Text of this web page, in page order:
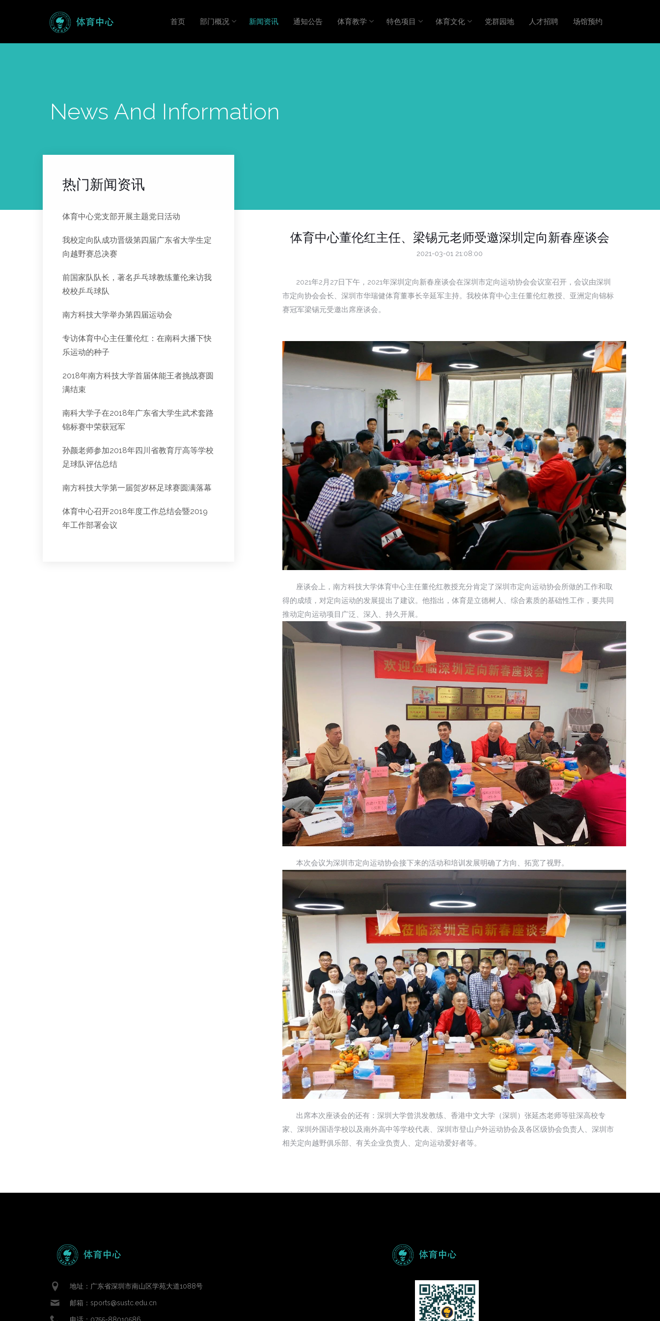
首页 部门概况 新闻资讯 通知公告 体育教学 特色项目 体育文化 党群园地 人才招聘 场馆预约
News And Information
热门新闻资讯
体育中心党支部开展主题党日活动
我校定向队成功晋级第四届广东省大学生定
向越野赛总决赛
前国家队队长，著名乒乓球教练董伦来访我
校校乒乓球队
南方科技大学举办第四届运动会
专访体育中心主任董伦红：在南科大播下快
乐运动的种子
2018年南方科技大学首届体能王者挑战赛圆
满结束
南科大学子在2018年广东省大学生武术套路
锦标赛中荣获冠军
孙颜老师参加2018年四川省教育厅高等学校
足球队评估总结
南方科技大学第一届贺岁杯足球赛圆满落幕
体育中心召开2018年度工作总结会暨2019
年工作部署会议
体育中心董伦红主任、梁锡元老师受邀深圳定向新春座谈会
2021-03-01 21:08:00
2021年2月27日下午，2021年深圳定向新春座谈会在深圳市定向运动协会会议室召开，会议由深圳
市定向协会会长、深圳市华瑞健体育董事长辛延军主持。我校体育中心主任董伦红教授、亚洲定向锦标
赛冠军梁锡元受邀出席座谈会。
座谈会上，南方科技大学体育中心主任董伦红教授充分肯定了深圳市定向运动协会所做的工作和取
得的成绩，对定向运动的发展提出了建议。他指出，体育是立德树人、综合素质的基础性工作，要共同
推动定向运动项目广泛、深入、持久开展。
本次会议为深圳市定向运动协会接下来的活动和培训发展明确了方向、拓宽了视野。
出席本次座谈会的还有：深圳大学曾洪发教练、香港中文大学（深圳）张延杰老师等驻深高校专
家、深圳外国语学校以及南外高中等学校代表、深圳市登山户外运动协会及各区级协会负责人、深圳市
相关定向越野俱乐部、有关企业负责人、定向运动爱好者等。
地址：广东省深圳市南山区学苑大道1088号
邮箱：sports@sustc.edu.cn